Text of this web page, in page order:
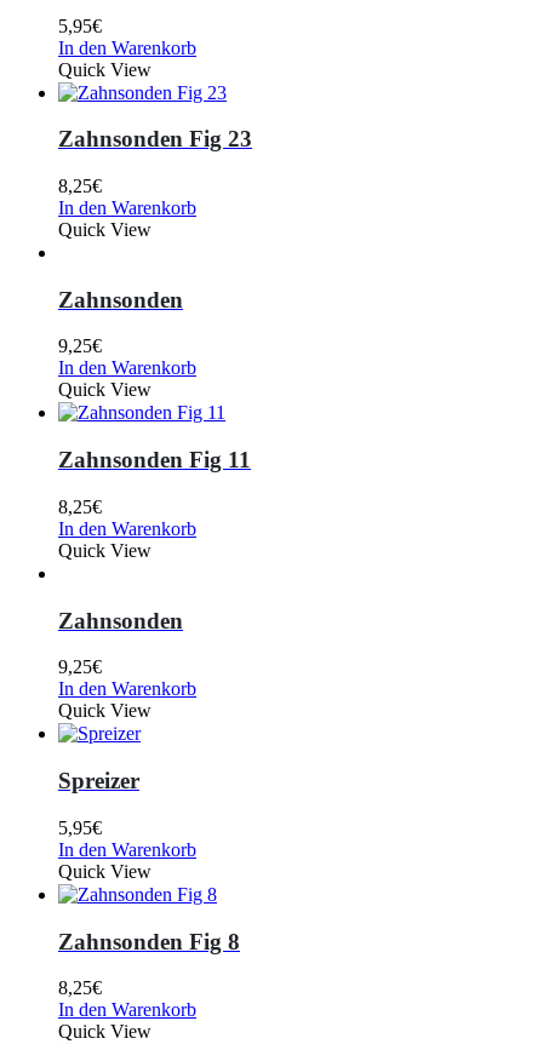
5,95€
In den Warenkorb
Quick View
Zahnsonden Fig 23
8,25€
In den Warenkorb
Quick View
Zahnsonden
9,25€
In den Warenkorb
Quick View
Zahnsonden Fig 11
8,25€
In den Warenkorb
Quick View
Zahnsonden
9,25€
In den Warenkorb
Quick View
Spreizer
5,95€
In den Warenkorb
Quick View
Zahnsonden Fig 8
8,25€
In den Warenkorb
Quick View